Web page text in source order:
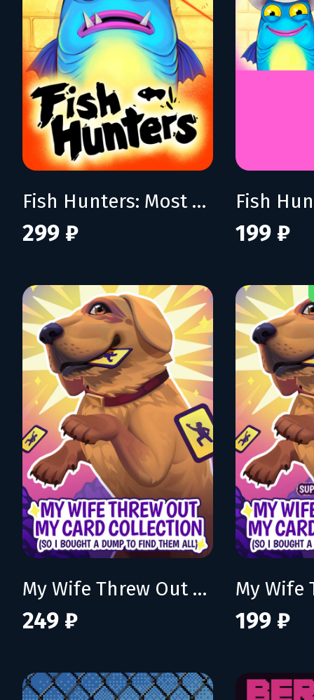
Fish Hunters: Most Lethal Fishing Simulator
299 ₽ 199 ₽
My Wife Threw Out My Card Collection (So I Bought a Dump to Find Them All)
249 ₽ 199 ₽